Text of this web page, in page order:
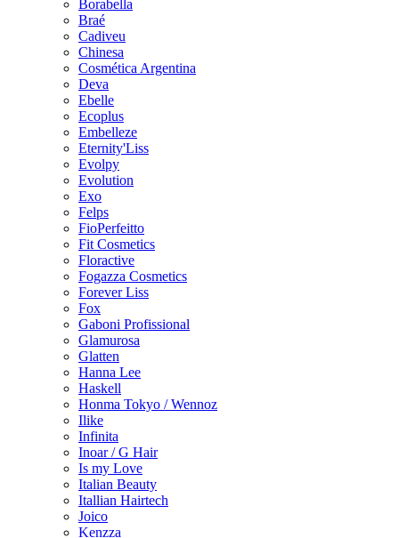
Borabella
Braé
Cadiveu
Chinesa
Cosmética Argentina
Deva
Ebelle
Ecoplus
Embelleze
Eternity'Liss
Evolpy
Evolution
Exo
Felps
FioPerfeitto
Fit Cosmetics
Floractive
Fogazza Cosmetics
Forever Liss
Fox
Gaboni Profissional
Glamurosa
Glatten
Hanna Lee
Haskell
Honma Tokyo / Wennoz
Ilike
Infinita
Inoar / G Hair
Is my Love
Italian Beauty
Itallian Hairtech
Joico
Kenzza